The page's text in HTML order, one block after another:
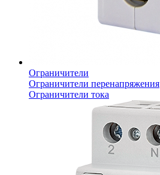
Ограничители
Ограничители перенапряжения
Ограничители тока